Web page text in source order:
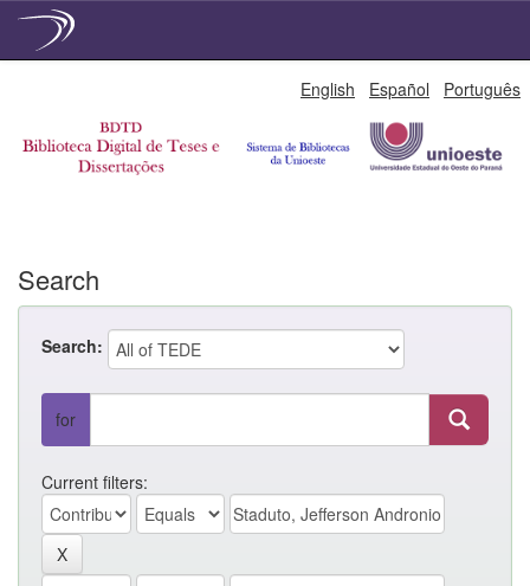
English Español Português
Search
Search:
for
Current filters: